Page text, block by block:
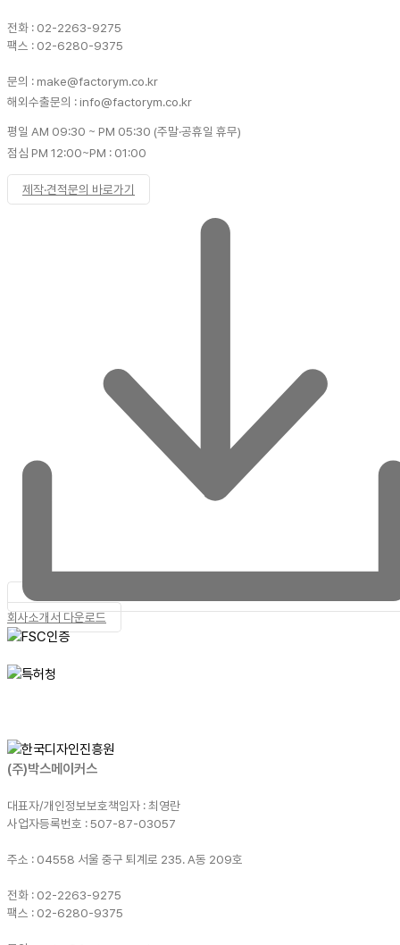
전화 : 02-2263-9275
팩스 : 02-6280-9375
문의 : make@factorym.co.kr
해외수출문의 : info@factorym.co.kr
평일 AM 09:30 ~ PM 05:30 (주말·공휴일 휴무)
점심 PM 12:00~PM : 01:00
제작·견적문의 바로가기
회사소개서 다운로드
(주)박스메이커스
대표자/개인정보보호책임자 : 최영란
사업자등록번호 : 507-87-03057
주소 : 04558 서울 중구 퇴계로 235. A동 209호
전화 : 02-2263-9275
팩스 : 02-6280-9375